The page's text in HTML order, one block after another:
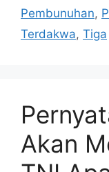
Pembunuhan,
Terdakwa, Tiga
Akan